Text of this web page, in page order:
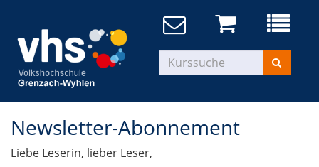
Newsletter-Abonnement
Liebe Leserin, lieber Leser,